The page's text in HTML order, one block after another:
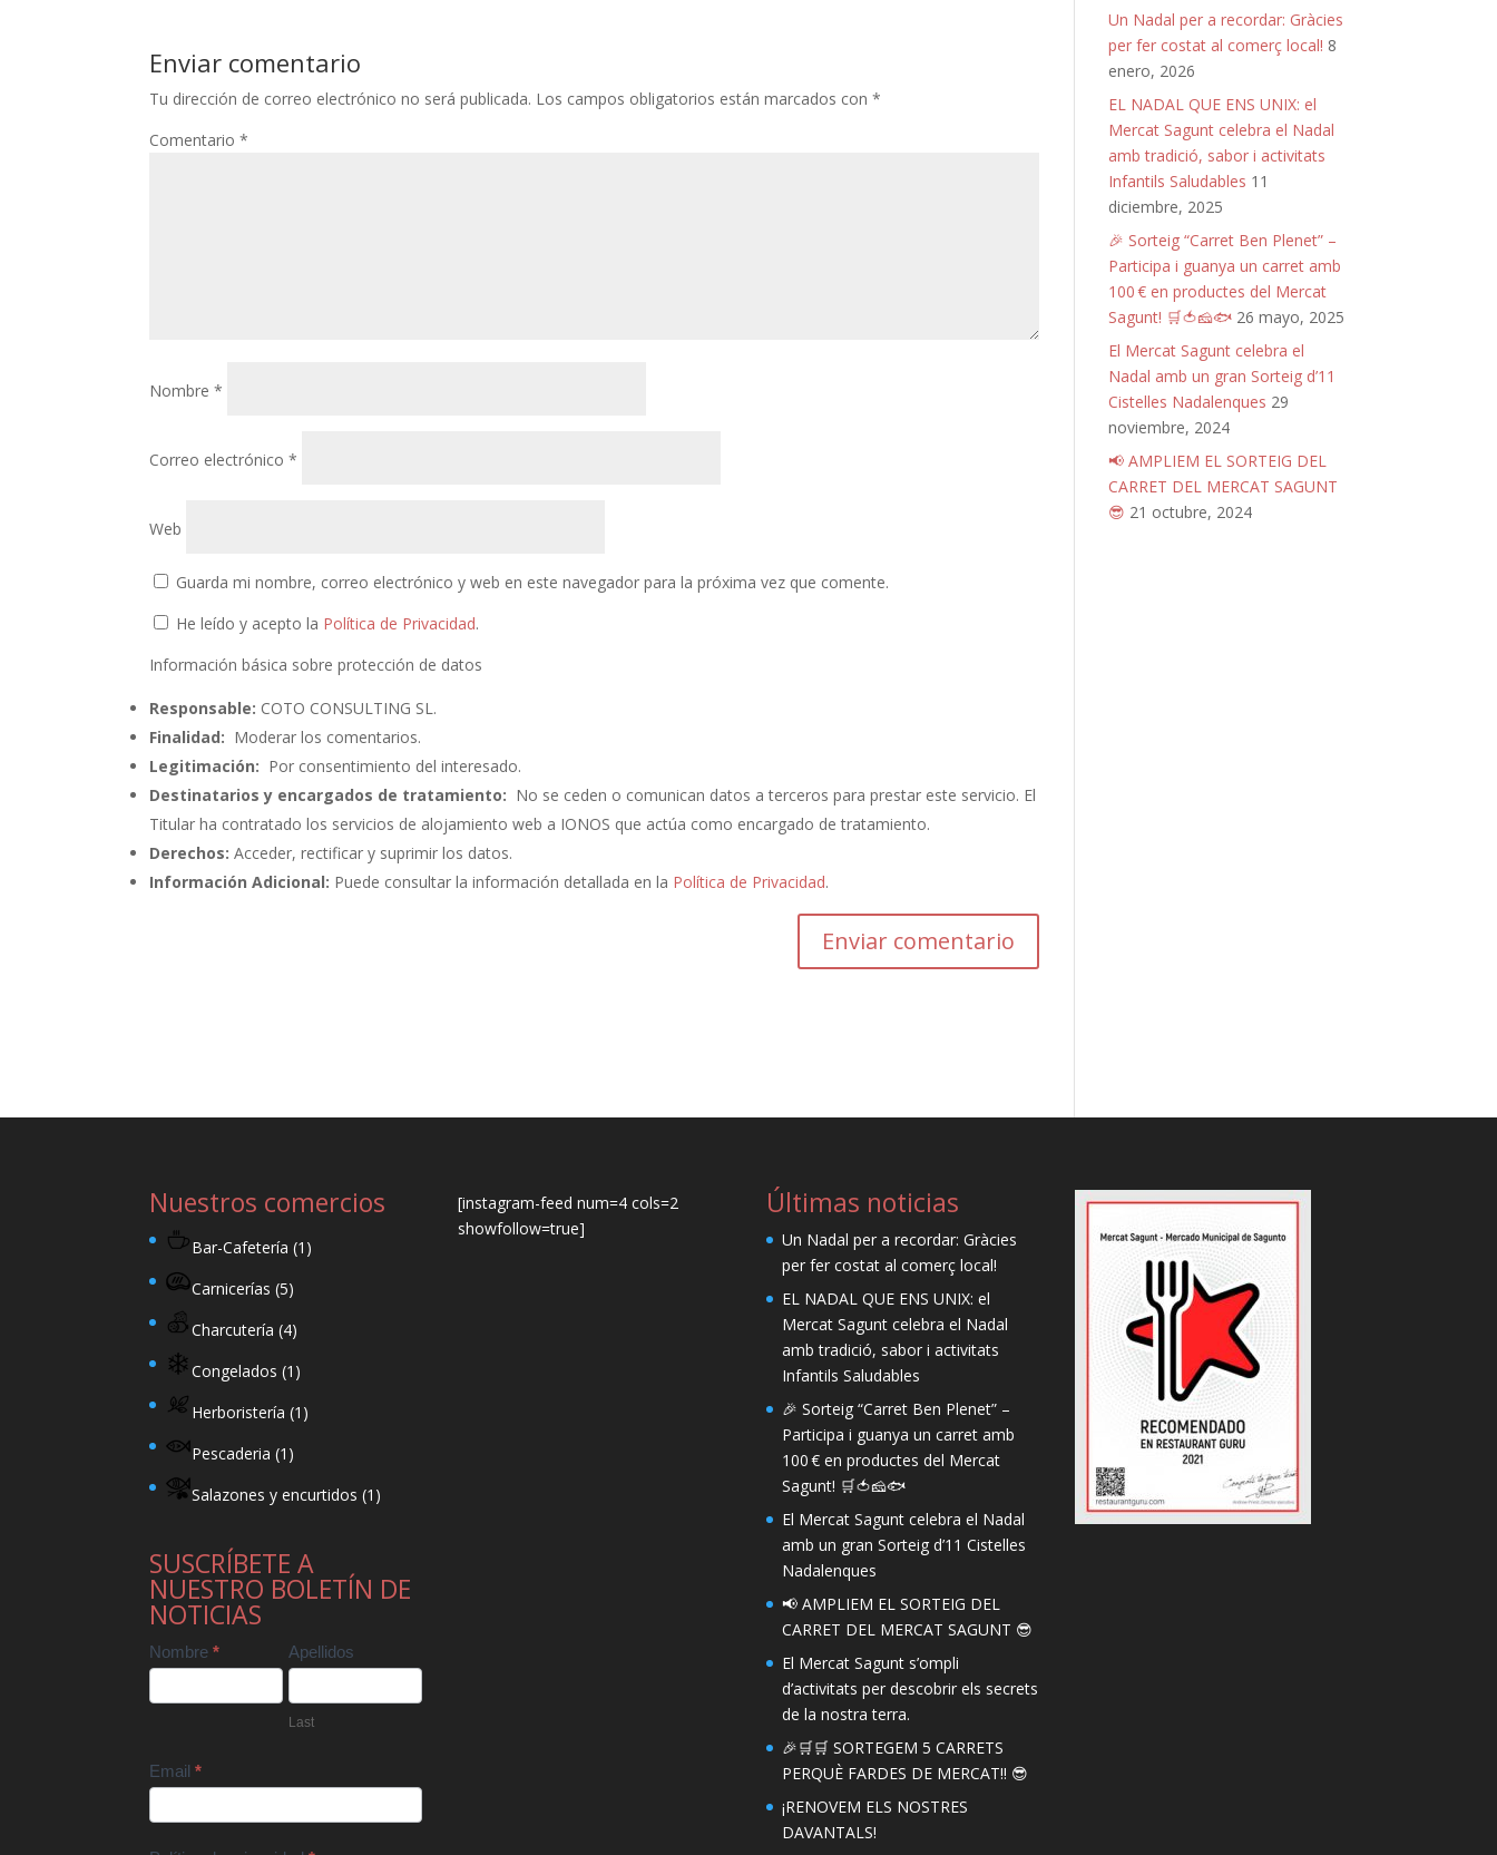
Enviar comentario
Tu dirección de correo electrónico no será publicada. Los campos obligatorios están marcados con*
Comentario*
Nombre*
Correo electrónico*
Web
Guarda mi nombre, correo electrónico y web en este navegador para la próxima vez que comente.
He leído y acepto la Política de Privacidad.
Información básica sobre protección de datos
Responsable: COTO CONSULTING SL.
Finalidad: Moderar los comentarios.
Legitimación: Por consentimiento del interesado.
Destinatarios y encargados de tratamiento: No se ceden o comunican datos a terceros para prestar este servicio. El
Titular ha contratado los servicios de alojamiento web a IONOS que actúa como encargado de tratamiento.
Derechos: Acceder, rectificar y suprimir los datos.
Información Adicional: Puede consultar la información detallada en la Política de Privacidad.
Un Nadal per a recordar: Gràcies
per fer costat al comerç local! 8
enero, 2026
EL NADAL QUE ENS UNIX: el
Mercat Sagunt celebra el Nadal
amb tradició, sabor i activitats
Infantils Saludables 11
diciembre, 2025
🎉 Sorteig “Carret Ben Plenet” –
Participa i guanya un carret amb
100 € en productes del Mercat
Sagunt! 🛒🍅🧀🐟 26 mayo, 2025
El Mercat Sagunt celebra el
Nadal amb un gran Sorteig d’11
Cistelles Nadalenques 29
noviembre, 2024
📢 AMPLIEM EL SORTEIG DEL
CARRET DEL MERCAT SAGUNT
😎 21 octubre, 2024
Nuestros comercios
Bar-Cafetería (1)
Carnicerías (5)
Charcutería (4)
Congelados (1)
Herboristería (1)
Pescaderia (1)
Salazones y encurtidos (1)
SUSCRÍBETE A
NUESTRO BOLETÍN DE
NOTICIAS
Contact
Us
Nombre* Apellidos
Last
Email*
[instagram-feed num=4 cols=2
showfollow=true]
Últimas noticias
Un Nadal per a recordar: Gràcies
per fer costat al comerç local!
EL NADAL QUE ENS UNIX: el
Mercat Sagunt celebra el Nadal
amb tradició, sabor i activitats
Infantils Saludables
🎉 Sorteig “Carret Ben Plenet” –
Participa i guanya un carret amb
100 € en productes del Mercat
Sagunt! 🛒🍅🧀🐟
El Mercat Sagunt celebra el Nadal
amb un gran Sorteig d’11 Cistelles
Nadalenques
📢 AMPLIEM EL SORTEIG DEL
CARRET DEL MERCAT SAGUNT 😎
El Mercat Sagunt s’ompli
d’activitats per descobrir els secrets
de la nostra terra.
🎉🛒🛒 SORTEGEM 5 CARRETS
PERQUÈ FARDES DE MERCAT!! 😎
¡RENOVEM ELS NOSTRES
DAVANTALS!